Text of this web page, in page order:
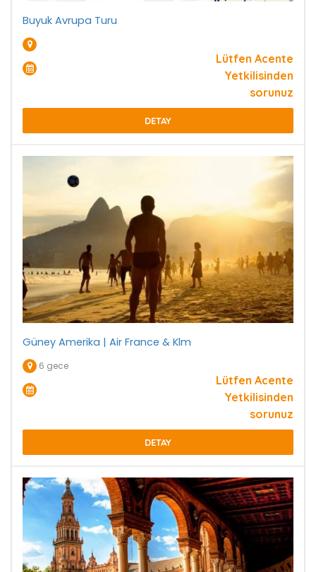
Buyuk Avrupa Turu
Lütfen Acente
Yetkilisinden
sorunuz
DETAY
Güney Amerika | Air France & Klm
6 gece
Lütfen Acente
Yetkilisinden
sorunuz
DETAY